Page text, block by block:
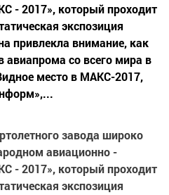
- 2017», который проходит
экспозиция
привлекла внимание, как
авиапрома со всего мира в
место в МАКС-2017,
завода широко
авиационно -
- 2017», который проходит
экспозиция